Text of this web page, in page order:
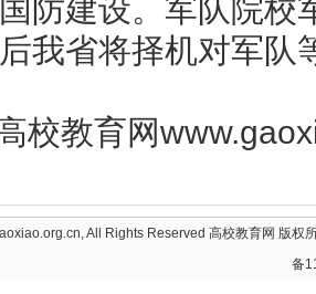
防建设。军队院校
我省将择机对军
教育网
All Rights Reserved 高校教育网 版权
备